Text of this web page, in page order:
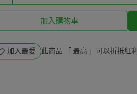
加入購物車
加入最愛 此商品 「 最高 」可以折抵紅利